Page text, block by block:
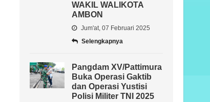
WAKIL WALIKOTA
AMBON
Jum'at, 07 Februari 2025
Selengkapnya
Pangdam XV/Pattimura
Buka Operasi Gaktib
dan Operasi Yustisi
Polisi Militer TNI 2025